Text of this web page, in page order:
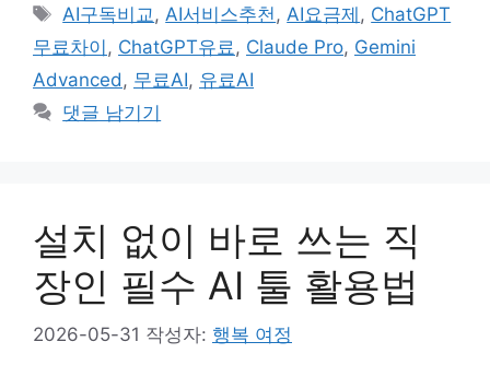
테
리
태
그
AI구독비교,AI서비스추천,AI요금제 , ChatGPT
무료차이 , ChatGPT유료, Claude Pro, Gemini
Advanced, 무료AI, 유료AI
댓글 남기기
설치 없이 바로 쓰는 직
장인 필수 AI 툴 활용법
2026-05-31 작성자: 행복 여정